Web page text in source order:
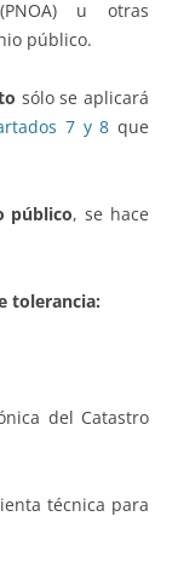
u otras
público.
sólo se aplicará
7 y 8 que
público, se hace
tolerancia:
del Catastro
técnica para